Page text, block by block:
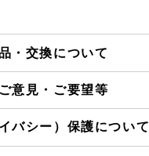
・交換について
意見・ご要望等
バシー）保護について